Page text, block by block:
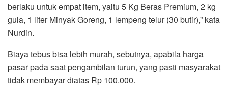
berlaku untuk empat item, yaitu 5 Kg Beras Premium, 2 kg
gula, 1 liter Minyak Goreng, 1 lempeng telur (30 butir),” kata
Nurdin.
Biaya tebus bisa lebih murah, sebutnya, apabila harga
pasar pada saat pengambilan turun, yang pasti masyarakat
tidak membayar diatas Rp 100.000.